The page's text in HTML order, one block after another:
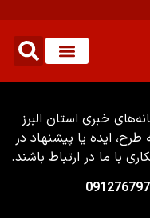
خبری استان البرز
ایده یا پیشنهاد در
با ما در ارتباط باشند.